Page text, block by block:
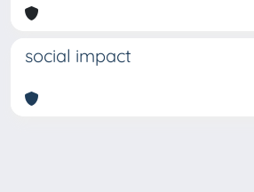
social impact